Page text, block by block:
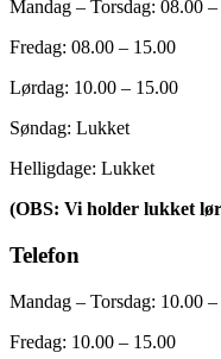
Mandag – Torsdag: 08.00
Fredag: 08.00 – 15.00
Lørdag: 10.00 – 15.00
Søndag: Lukket
Helligdage: Lukket
(OBS: Vi holder lukket
Telefon
Mandag – Torsdag: 10.00
Fredag: 10.00 – 15.00